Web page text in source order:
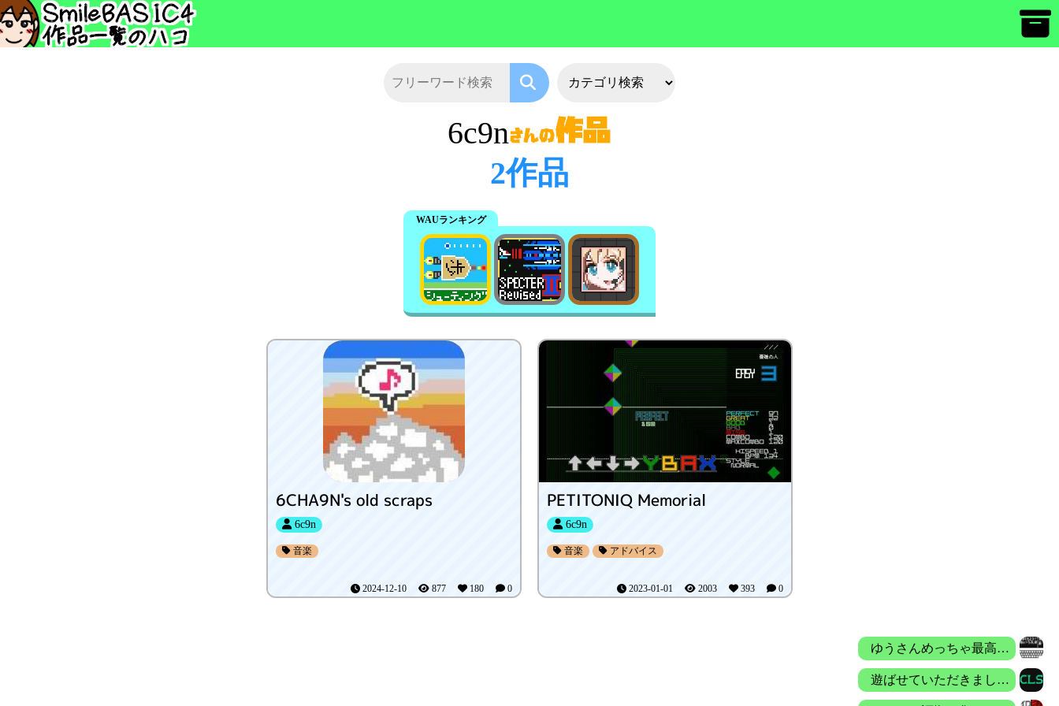
6c9n
2作品
WAUランキング
6CHA9N's old scraps
6c9n
音楽
2024-12-10 877 180 0
PETITONIQ Memorial
6c9n
音楽 アドバイス
2023-01-01 2003 393 0
遊ばせていただきました。 とてもコンソール画面の動作を再現していて、とても楽しめました！
ゆうさんめっちゃ最高！！